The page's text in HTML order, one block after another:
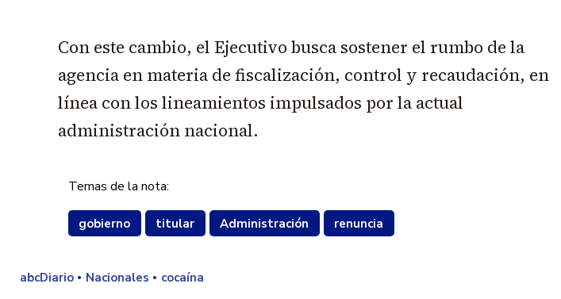
Con este cambio, el Ejecutivo busca sostener el rumbo de la
agencia en materia de fiscalización, control y recaudación, en
línea con los lineamientos impulsados por la actual
administración nacional.
Temas de la nota:
gobierno titular Administración renuncia
abcDiario Nacionales cocaína